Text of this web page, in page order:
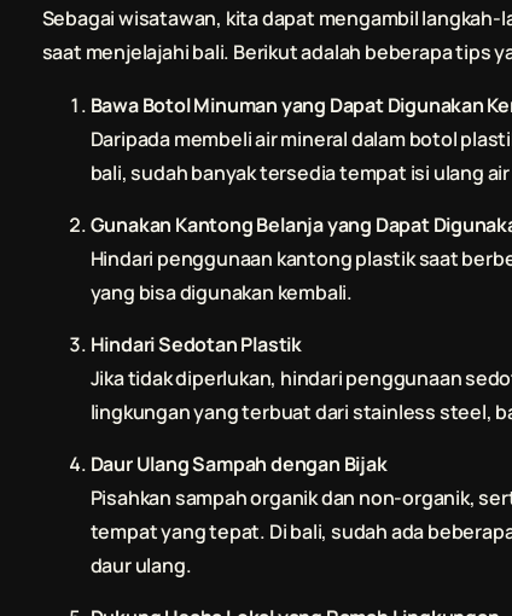
Sebagai wisatawan, kita dapat mengambil
saat menjelajahibali. Berikut adalah beberapa tips
Bawa Botol Minuman yang Dapat Digunakan
Daripada membeli air mineral dalam botol
bali, sudah banyak tersedia tempat isi ulang
Gunakan Kantong Belanja yang Dapat
Hindari penggunaan kantong plastik saat
yang bisa digunakan kembali.
Hindari Sedotan Plastik
Jika tidak diperlukan, hindari penggunaan
lingkungan yang terbuat dari stainless steel,
Daur Ulang Sampah dengan Bijak
Pisahkan sampah organik dan non-organik,
tempat yang tepat. Dibali, sudah ada
daur ulang.